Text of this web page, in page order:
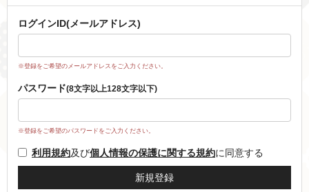
ログインID(メールアドレス)
※登録をご希望のメールアドレスをご入力ください。
パスワード(8文字以上128文字以下)
※登録をご希望のパスワードをご入力ください。
利用規約及び個人情報の保護に関する規約に同意する